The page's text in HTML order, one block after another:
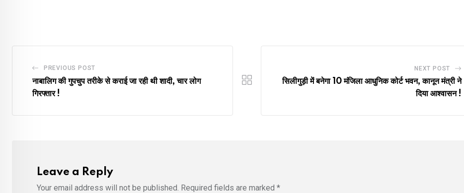
PREVIOUS POST
नाबालिग की गुपचुप तरीके से कराई जा रही थी शादी, चार लोग
गिरफ्तार !
NEXT POST
सिलीगुड़ी में बनेगा 10 मंजिला आधुनिक कोर्ट भवन, कानून मंत्री ने
दिया आश्वासन !
Leave a Reply
Your email address will not be published. Required fields are marked *